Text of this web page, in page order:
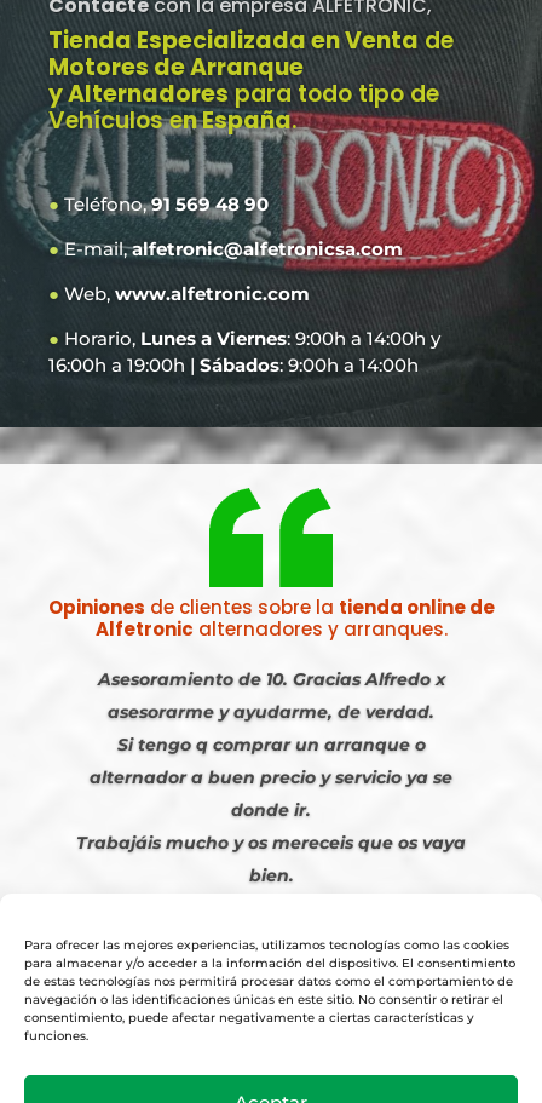
Para ofrecer las mejores experiencias, utilizamos tecnologías como las cookies
para almacenar y/o acceder a la información del dispositivo. El consentimiento
de estas tecnologías nos permitirá procesar datos como el comportamiento de
navegación o las identificaciones únicas en este sitio. No consentir o retirar el
consentimiento, puede afectar negativamente a ciertas características y
funciones.
Tienda Especializada en Venta de
Motores de Arranque
y Alternadores para todo tipo de
Vehículos en España.
●Teléfono,91 569 48 90
●E-mail,alfetronic@alfetronicsa.com
● Web, www.alfetronic.com
● Horario, Lunes a Viernes: 9:00h a 14:00h y
16:00h a 19:00h | Sábados: 9:00h a 14:00h
Opiniones de clientes sobre la tienda online de
Alfetronic alternadores y arranques.
Asesoramiento de 10. Gracias Alfredo x
asesorarme y ayudarme, de verdad.
Si tengo q comprar un arranque o
alternador a buen precio y servicio ya se
donde ir.
Trabajáis mucho y os mereceis que os vaya
bien.